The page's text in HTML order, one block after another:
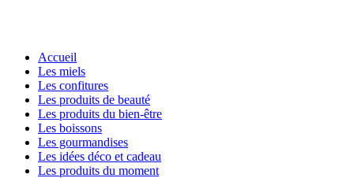
Accueil
Les miels
Les confitures
Les produits de beauté
Les produits du bien-être
Les boissons
Les gourmandises
Les idées déco et cadeau
Les produits du moment